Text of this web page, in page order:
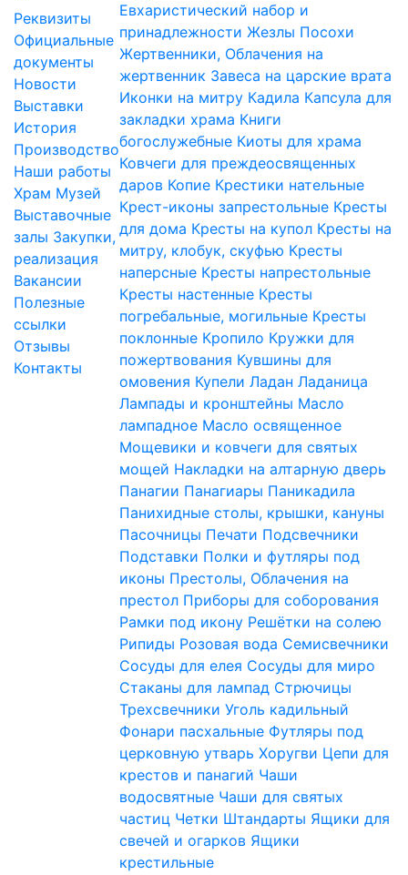
Реквизиты
Официальные
документы
Новости
Выставки
История
Производство
Наши работы
Храм Музей
Выставочные
залы Закупки,
реализация
Вакансии
Полезные
ссылки
Отзывы
Контакты
Евхаристический набор и
принадлежности Жезлы Посохи
Жертвенники, Облачения на
жертвенник Завеса на царские врата
Иконки на митру Кадила Капсула для
закладки храма Книги
богослужебные Киоты для храма
Ковчеги для преждеосвященных
даров Копие Крестики нательные
Крест-иконы запрестольные Кресты
для дома Кресты на купол Кресты на
митру, клобук, скуфью Кресты
наперсные Кресты напрестольные
Кресты настенные Кресты
погребальные, могильные Кресты
поклонные Кропило Кружки для
пожертвования Кувшины для
омовения Купели Ладан Ладаница
Лампады и кронштейны Масло
лампадное Масло освященное
Мощевики и ковчеги для святых
мощей Накладки на алтарную дверь
Панагии Панагиары Паникадила
Панихидные столы, крышки, кануны
Пасочницы Печати Подсвечники
Подставки Полки и футляры под
иконы Престолы, Облачения на
престол Приборы для соборования
Рамки под икону Решётки на солею
Рипиды Розовая вода Семисвечники
Сосуды для елея Сосуды для миро
Стаканы для лампад Стрючицы
Трехсвечники Уголь кадильный
Фонари пасхальные Футляры под
церковную утварь Хоругви Цепи для
крестов и панагий Чаши
водосвятные Чаши для святых
частиц Четки Штандарты Ящики для
свечей и огарков Ящики
крестильные